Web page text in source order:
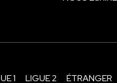
1 LIGUE 2 ÉTRANGER